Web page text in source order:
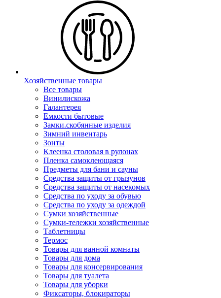
Хозяйственные товары
Все товары
Винилискожа
Галантерея
Емкости бытовые
Замки.скобянные изделия
Зимний инвентарь
Зонты
Клеенка столовая в рулонах
Пленка самоклеющаяся
Предметы для бани и сауны
Средства защиты от грызунов
Средства защиты от насекомых
Средства по уходу за обувью
Средства по уходу за одеждой
Сумки хозяйственные
Сумки-тележки хозяйственные
Таблетницы
Термос
Товары для ванной комнаты
Товары для дома
Товары для консервирования
Товары для туалета
Товары для уборки
Фиксаторы, блокираторы